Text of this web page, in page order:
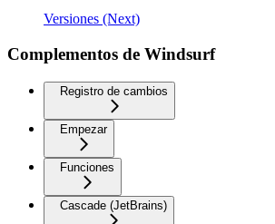
Versiones (Next)
Complementos de Windsurf
Registro de cambios
Empezar
Funciones
Cascade (JetBrains)